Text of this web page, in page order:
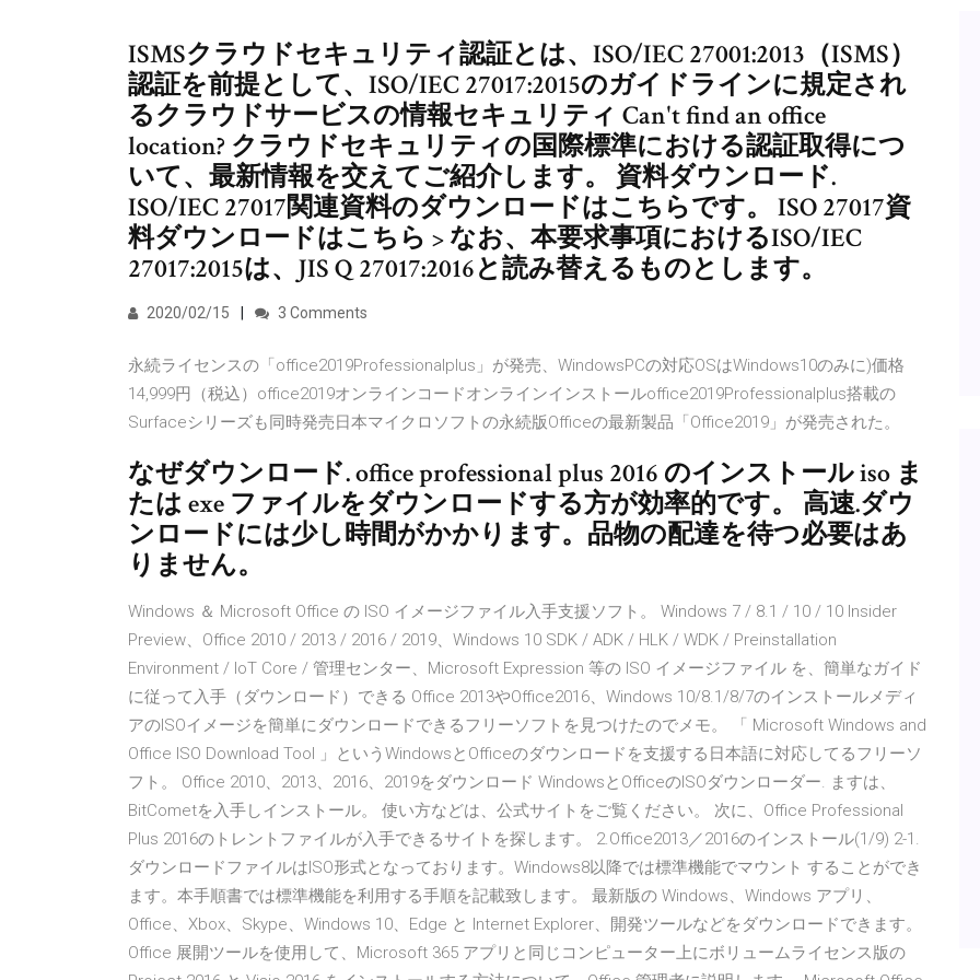
ISMSクラウドセキュリティ認証とは、ISO/IEC 27001:2013（ISMS）
認証を前提として、ISO/IEC 27017:2015のガイドラインに規定され
るクラウドサービスの情報セキュリティ Can't find an office
location? クラウドセキュリティの国際標準における認証取得につ
いて、最新情報を交えてご紹介します。 資料ダウンロード.
ISO/IEC 27017関連資料のダウンロードはこちらです。 ISO 27017資
料ダウンロードはこちら > なお、本要求事項におけるISO/IEC
27017:2015は、JIS Q 27017:2016と読み替えるものとします。
2020/02/15 3 Comments
永続ライセンスの「office2019Professionalplus」が発売、WindowsPCの対応OSはWindows10のみに)価格
14,999円（税込）office2019オンラインコードオンラインインストールoffice2019Professionalplus搭載の
Surfaceシリーズも同時発売日本マイクロソフトの永続版Officeの最新製品「Office2019」が発売された。
なぜダウンロード. office professional plus 2016 のインストール iso ま
たは exe ファイルをダウンロードする方が効率的です。 高速.ダウ
ンロードには少し時間がかかります。品物の配達を待つ必要はあ
りません。
Windows ＆ Microsoft Office の ISO イメージファイル入手支援ソフト。 Windows 7 / 8.1 / 10 / 10 Insider
Preview、Office 2010 / 2013 / 2016 / 2019、Windows 10 SDK / ADK / HLK / WDK / Preinstallation
Environment / IoT Core / 管理センター、Microsoft Expression 等の ISO イメージファイル を、簡単なガイド
に従って入手（ダウンロード）できる Office 2013やOffice2016、Windows 10/8.1/8/7のインストールメディ
アのISOイメージを簡単にダウンロードできるフリーソフトを見つけたのでメモ。 「 Microsoft Windows and
Office ISO Download Tool 」というWindowsとOfficeのダウンロードを支援する日本語に対応してるフリーソ
フト。 Office 2010、2013、2016、2019をダウンロード WindowsとOfficeのISOダウンローダー. ますは、
BitCometを入手しインストール。 使い方などは、公式サイトをご覧ください。 次に、Office Professional
Plus 2016のトレントファイルが入手できるサイトを探します。 2.Office2013／2016のインストール(1/9) 2-1.
ダウンロードファイルはISO形式となっております。Windows8以降では標準機能でマウント することができ
ます。本手順書では標準機能を利用する手順を記載致します。 最新版の Windows、Windows アプリ、
Office、Xbox、Skype、Windows 10、Edge と Internet Explorer、開発ツールなどをダウンロードできます。
Office 展開ツールを使用して、Microsoft 365 アプリと同じコンピューター上にボリュームライセンス版の